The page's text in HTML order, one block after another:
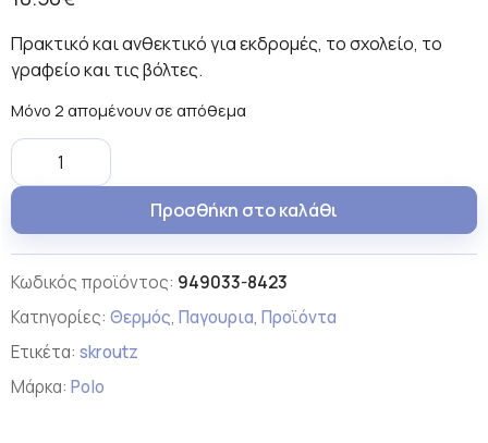
Πρακτικό και ανθεκτικό για εκδρομές, το σχολείο, το
γραφείο και τις βόλτες.
Μόνο 2 απομένουν σε απόθεμα
Προσθήκη στο καλάθι
Κωδικός προϊόντος: 949033-8423
Κατηγορίες: Θερμός, Παγουρια, Προϊόντα
Ετικέτα: skroutz
Μάρκα: Polo